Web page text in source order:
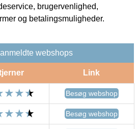
brugervenlighed,
og betalingsmuligheder.
webshops
Link
Besøg webshop
Besøg webshop